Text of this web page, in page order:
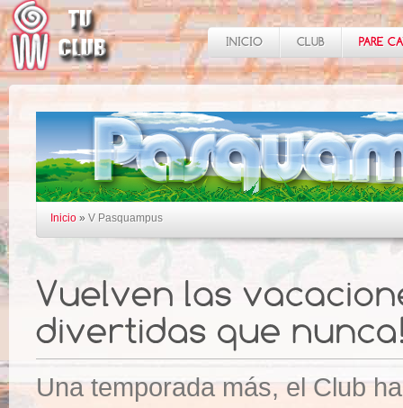
Inicio » V Pasquampus
Una temporada más, el Club